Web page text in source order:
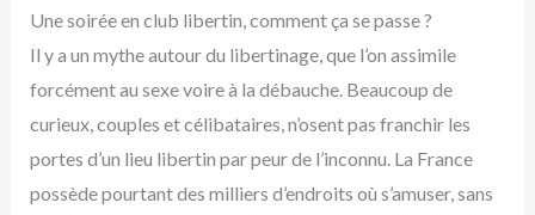
Une soirée en club libertin, comment ça se passe ?
Il y a un mythe autour du libertinage, que l’on assimile
forcément au sexe voire à la débauche. Beaucoup de
curieux, couples et célibataires, n’osent pas franchir les
portes d’un lieu libertin par peur de l’inconnu. La France
possède pourtant des milliers d’endroits où s’amuser, sans